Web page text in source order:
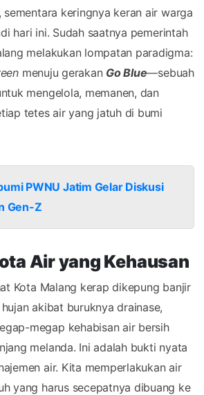
keringnya keran air warga
hari ini. Sudah saatnya pemerintah
melakukan lompatan paradigma:
menuju gerakan Go Blue—sebuah
mengelola, memanen, dan
tetes air yang jatuh di bumi
PWNU Jatim Gelar Diskusi
Gen-Z
Air yang Kehausan
Kota Malang kerap dikepung banjir
akibat buruknya drainase,
megap kehabisan air bersih
melanda. Ini adalah bukti nyata
air. Kita memperlakukan air
yang harus secepatnya dibuang ke